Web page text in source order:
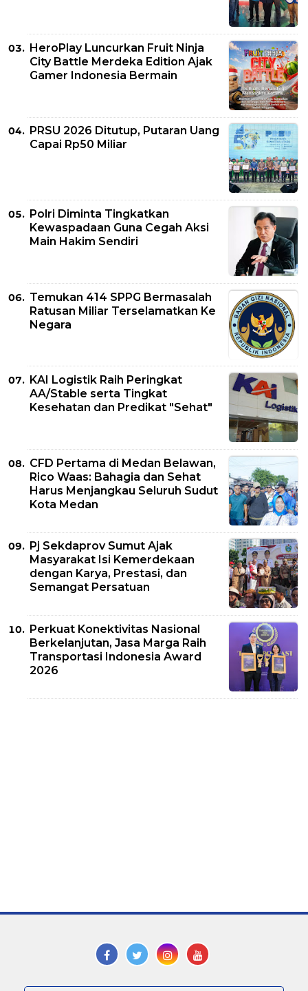
HeroPlay Luncurkan Fruit Ninja
City Battle Merdeka Edition Ajak
Gamer Indonesia Bermain
PRSU 2026 Ditutup, Putaran Uang
Capai Rp50 Miliar
Polri Diminta Tingkatkan
Kewaspadaan Guna Cegah Aksi
Main Hakim Sendiri
Temukan 414 SPPG Bermasalah
Ratusan Miliar Terselamatkan Ke
Negara
KAI Logistik Raih Peringkat
AA/Stable serta Tingkat
Kesehatan dan Predikat "Sehat"
CFD Pertama di Medan Belawan,
Rico Waas: Bahagia dan Sehat
Harus Menjangkau Seluruh Sudut
Kota Medan
Pj Sekdaprov Sumut Ajak
Masyarakat Isi Kemerdekaan
dengan Karya, Prestasi, dan
Semangat Persatuan
Perkuat Konektivitas Nasional
Berkelanjutan, Jasa Marga Raih
Transportasi Indonesia Award
2026